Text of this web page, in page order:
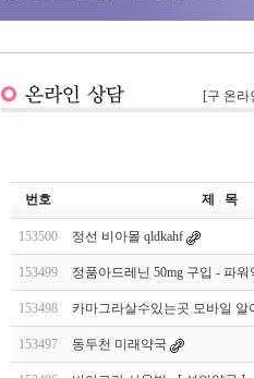
[구 온라
번호 제 목
153500 정선 비아몰 qldkahf
153499 정품아드레닌 50mg 구입 - 파워
153498 카마그라살수있는곳 모바일
153497 동두천 미래약국